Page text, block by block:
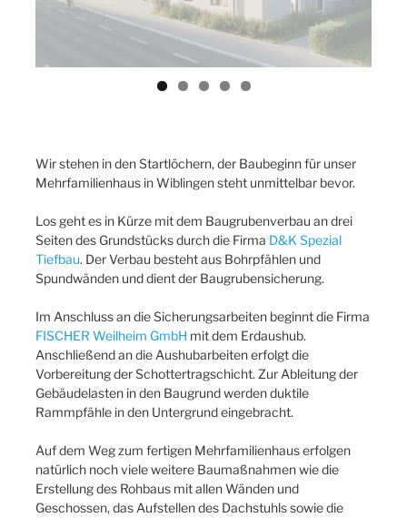
Wir stehen in den Startlöchern, der Baubeginn für unser
Mehrfamilienhaus in Wiblingen steht unmittelbar bevor.
Los geht es in Kürze mit dem Baugrubenverbau an drei
Seiten des Grundstücks durch die Firma D&K Spezial
Tiefbau. Der Verbau besteht aus Bohrpfählen und
Spundwänden und dient der Baugrubensicherung.
Im Anschluss an die Sicherungsarbeiten beginnt die Firma
FISCHER Weilheim GmbH mit dem Erdaushub.
Anschließend an die Aushubarbeiten erfolgt die
Vorbereitung der Schottertragschicht. Zur Ableitung der
Gebäudelasten in den Baugrund werden duktile
Rammpfähle in den Untergrund eingebracht.
Auf dem Weg zum fertigen Mehrfamilienhaus erfolgen
natürlich noch viele weitere Baumaßnahmen wie die
Erstellung des Rohbaus mit allen Wänden und
Geschossen, das Aufstellen des Dachstuhls sowie die